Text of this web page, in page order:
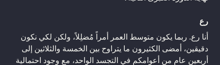
رع
أنا رع. ربما يكون متوسط العمر أمراً مُضلِلاً، ولكن لكي نكون
دقيقين، أمضى الكثيرون ما يتراوح بين الخمسة والثلاثين إلى
أربعين عام من أعوامكم في التجسد الواحد، مع وجود احتمالية